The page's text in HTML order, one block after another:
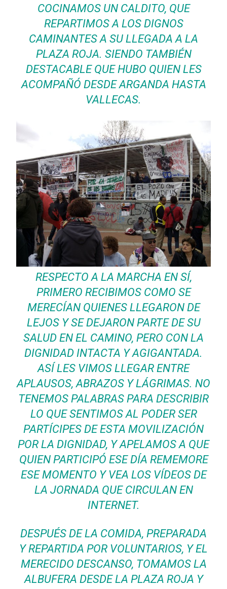
COCINAMOS UN CALDITO, QUE
REPARTIMOS A LOS DIGNOS
CAMINANTES A SU LLEGADA A LA
PLAZA ROJA. SIENDO TAMBIÉN
DESTACABLE QUE HUBO QUIEN LES
ACOMPAÑÓ DESDE ARGANDA HASTA
VALLECAS.
RESPECTO A LA MARCHA EN SÍ,
PRIMERO RECIBIMOS COMO SE
MERECÍAN QUIENES LLEGARON DE
LEJOS Y SE DEJARON PARTE DE SU
SALUD EN EL CAMINO, PERO CON LA
DIGNIDAD INTACTA Y AGIGANTADA.
ASÍ LES VIMOS LLEGAR ENTRE
APLAUSOS, ABRAZOS Y LÁGRIMAS. NO
TENEMOS PALABRAS PARA DESCRIBIR
LO QUE SENTIMOS AL PODER SER
PARTÍCIPES DE ESTA MOVILIZACIÓN
POR LA DIGNIDAD, Y APELAMOS A QUE
QUIEN PARTICIPÓ ESE DÍA REMEMORE
ESE MOMENTO Y VEA LOS VÍDEOS DE
LA JORNADA QUE CIRCULAN EN
INTERNET.
DESPUÉS DE LA COMIDA, PREPARADA
Y REPARTIDA POR VOLUNTARIOS, Y EL
MERECIDO DESCANSO, TOMAMOS LA
ALBUFERA DESDE LA PLAZA ROJA Y